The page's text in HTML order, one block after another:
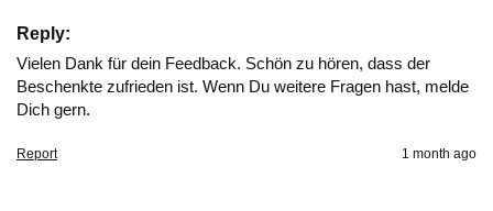
Reply:
Vielen Dank für dein Feedback. Schön zu hören, dass der
Beschenkte zufrieden ist. Wenn Du weitere Fragen hast, melde
Dich gern.
Report 1 month ago